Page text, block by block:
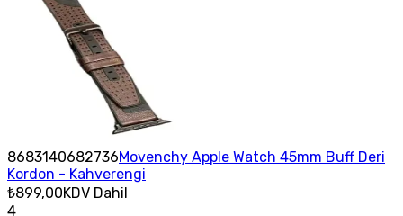
8683140682736Movenchy Apple Watch 45mm Buff Deri
Kordon - Kahverengi
₺899,00KDV Dahil
4